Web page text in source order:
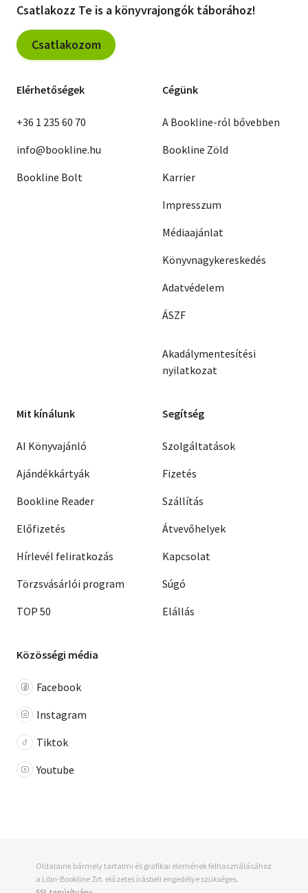
Csatlakozz Te is a könyvrajongók táborához!
Csatlakozom
Elérhetőségek
+36 1 235 60 70
info@bookline.hu
Bookline Bolt
Cégünk
A Bookline-ról bővebben
Bookline Zöld
Karrier
Impresszum
Médiaajánlat
Könyvnagykereskedés
Adatvédelem
ÁSZF
Akadálymentesítési
nyilatkozat
Mit kínálunk
AI Könyvajánló
Ajándékkártyák
Bookline Reader
Előfizetés
Hírlevél feliratkozás
Törzsvásárlói program
TOP 50
Segítség
Szolgáltatások
Fizetés
Szállítás
Átvevőhelyek
Kapcsolat
Súgó
Elállás
Közösségi média
Facebook
Instagram
Tiktok
Youtube
Oldalaink bármely tartalmi és grafikai elemének felhasználásához
a Libri-Bookline Zrt. előzetes írásbeli engedélye szükséges.